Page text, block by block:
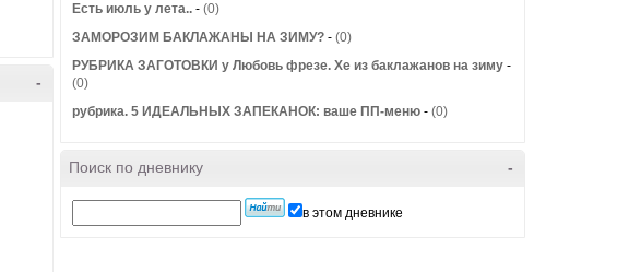
-
Есть июль у лета.. - (0)
ЗАМОРОЗИМ БАКЛАЖАНЫ НА ЗИМУ? - (0)
РУБРИКА ЗАГОТОВКИ у Любовь фрезе. Хе из баклажанов на зиму -
(0)
рубрика. 5 ИДЕАЛЬНЫХ ЗАПЕКАНОК: ваше ПП-меню - (0)
-
Поиск по дневнику
в этом дневнике